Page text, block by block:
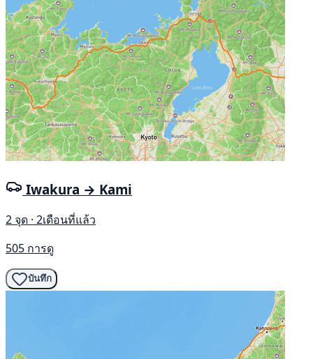
Iwakura → Kami
2 จุด · 2เดือนที่แล้ว
505 การดู
บันทึก